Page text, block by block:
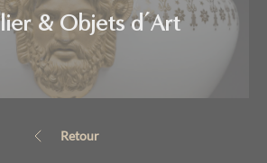
& Objets d’Art
Retour